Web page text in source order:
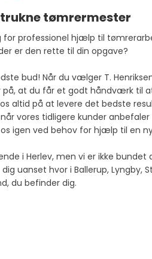
tømrermester
for professionel hjælp til
er den rette til din opgave?
bud! Når du vælger T.
at du får et godt håndværk til
altid på at levere det bedste
vores tidligere kunder anbefaler
igen ved behov for hjælp til en
i Herlev, men vi er ikke bundet
uanset hvor i Ballerup, Lyngby,
du befinder dig.